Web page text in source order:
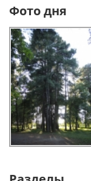
Фото дня